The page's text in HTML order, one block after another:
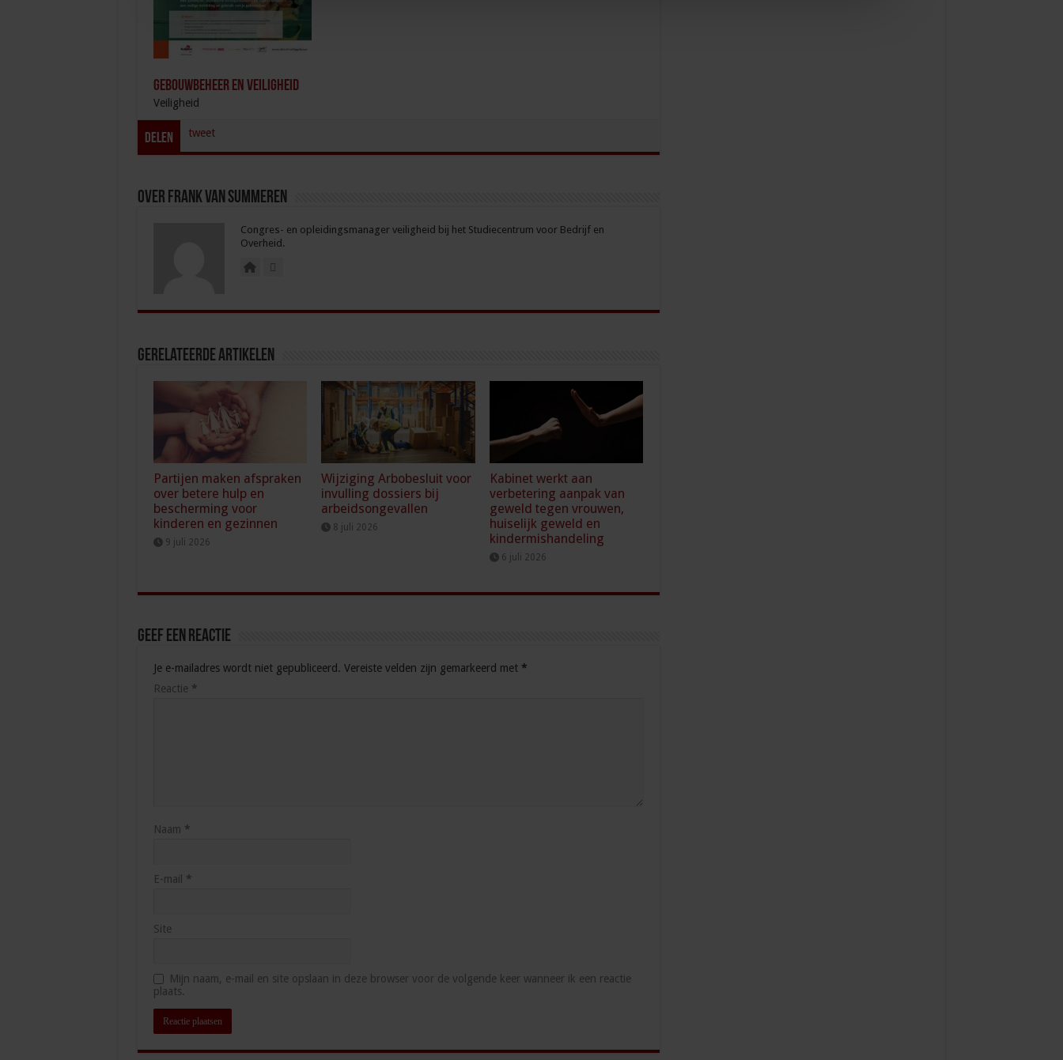
Gebouwbeheer en veiligheid
Veiligheid
Delen tweet
Over Frank van Summeren
Congres- en opleidingsmanager veiligheid bij het Studiecentrum voor Bedrijf en
Overheid.
Gerelateerde Artikelen
Partijen maken afspraken
over betere hulp en
bescherming voor
kinderen en gezinnen
9 juli 2026
Wijziging Arbobesluit voor
invulling dossiers bij
arbeidsongevallen
8 juli 2026
Kabinet werkt aan
verbetering aanpak van
geweld tegen vrouwen,
huiselijk geweld en
kindermishandeling
6 juli 2026
Geef een reactie
Je e-mailadres wordt niet gepubliceerd. Vereiste velden zijn gemarkeerd met *
Reactie *
Naam *
E-mail *
Site
Mijn naam, e-mail en site opslaan in deze browser voor de volgende keer wanneer ik een reactie
plaats.